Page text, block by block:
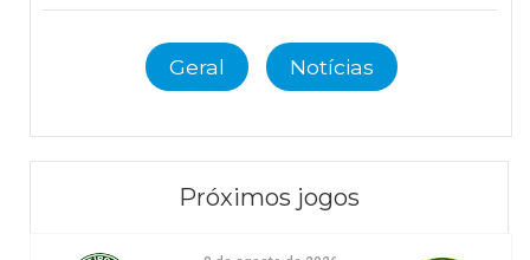
Geral Notícias
Próximos jogos